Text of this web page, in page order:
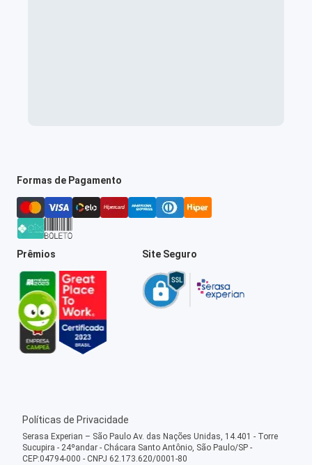
Formas de Pagamento
Prêmios Site Seguro
Políticas de Privacidade
Serasa Experian – São Paulo Av. das Nações Unidas, 14.401 - Torre
Sucupira - 24ºandar - Chácara Santo Antônio, São Paulo/SP -
CEP:04794-000 - CNPJ 62.173.620/0001-80